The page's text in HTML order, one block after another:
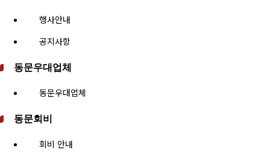
행사안내
공지사항
동문우대업체
동문우대업체
동문회비
회비 안내